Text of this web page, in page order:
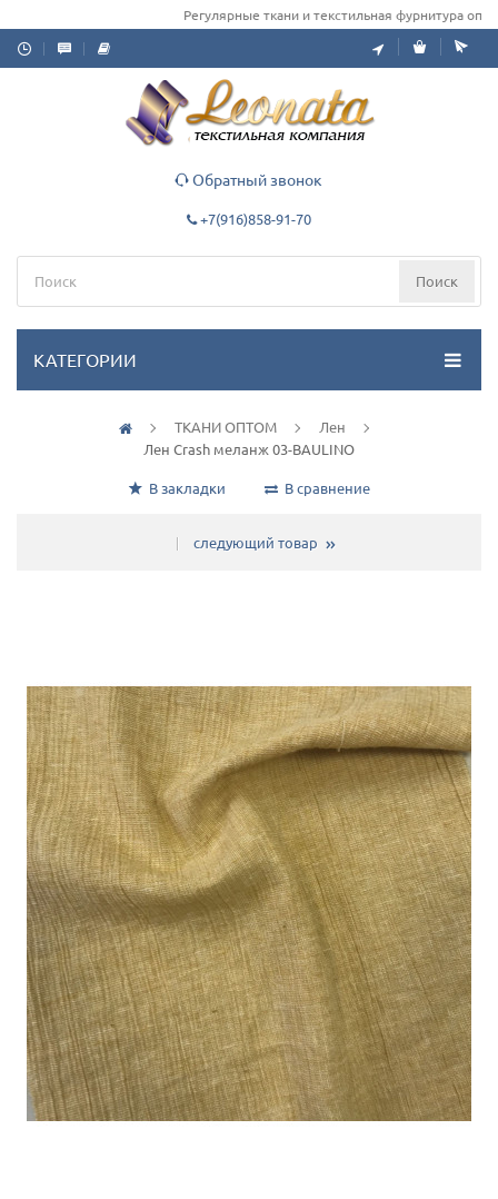
Регулярные ткани и текстильная фурнитура
Обратный звонок
+7(916)858-91-70
Поиск
КАТЕГОРИИ
ТКАНИ ОПТОМ
Лен
Лен Crash меланж 03-BAULINO
В закладки В сравнение
следующий товар